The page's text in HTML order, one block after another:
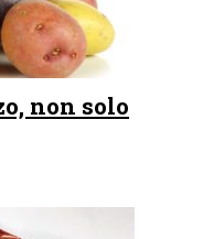
non solo